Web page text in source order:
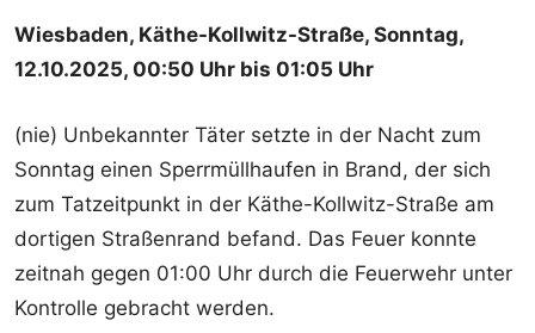
Wiesbaden, Käthe-Kollwitz-Straße, Sonntag,
12.10.2025, 00:50 Uhr bis 01:05 Uhr
(nie) Unbekannter Täter setzte in der Nacht zum
Sonntag einen Sperrmüllhaufen in Brand, der sich
zum Tatzeitpunkt in der Käthe-Kollwitz-Straße am
dortigen Straßenrand befand. Das Feuer konnte
zeitnah gegen 01:00 Uhr durch die Feuerwehr unter
Kontrolle gebracht werden.